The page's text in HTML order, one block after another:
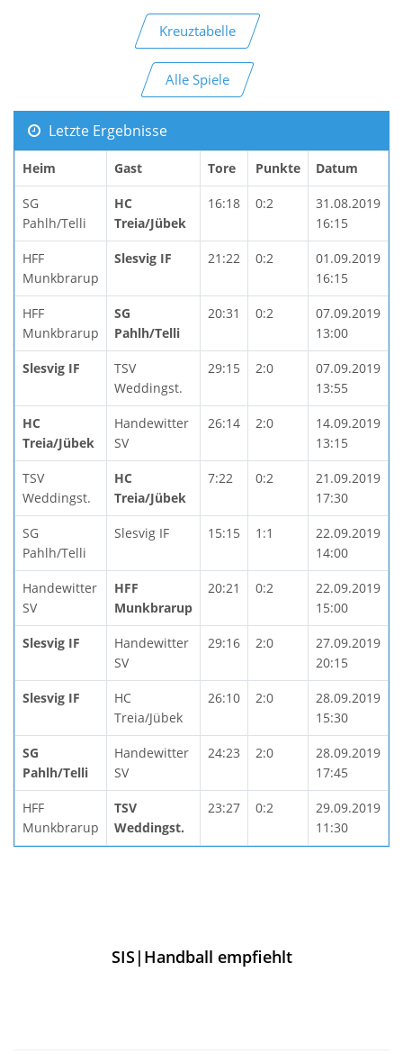
Kreuztabelle
Alle Spiele
Letzte Ergebnisse
Heim Gast Tore Punkte Datum
SG
Pahlh/Telli
HC
Treia/Jübek
16:18 0:2
31.08.2019
16:15
HFF
Munkbrarup
Slesvig IF 21:22 0:2
01.09.2019
16:15
HFF
Munkbrarup
SG
Pahlh/Telli
20:31 0:2
07.09.2019
13:00
Slesvig IF
TSV
Weddingst.
29:15 2:0
07.09.2019
13:55
HC
Treia/Jübek
Handewitter
SV
26:14 2:0
14.09.2019
13:15
TSV
Weddingst.
HC
Treia/Jübek
7:22 0:2
21.09.2019
17:30
SG
Pahlh/Telli
Slesvig IF 15:15 1:1
22.09.2019
14:00
Handewitter
SV
HFF
Munkbrarup
20:21 0:2
22.09.2019
15:00
Slesvig IF
Handewitter
SV
29:16 2:0
27.09.2019
20:15
Slesvig IF
HC
Treia/Jübek
26:10 2:0
28.09.2019
15:30
SG
Pahlh/Telli
Handewitter
SV
24:23 2:0
28.09.2019
17:45
HFF
Munkbrarup
TSV
Weddingst.
23:27 0:2
29.09.2019
11:30
SIS|Handball empfiehlt